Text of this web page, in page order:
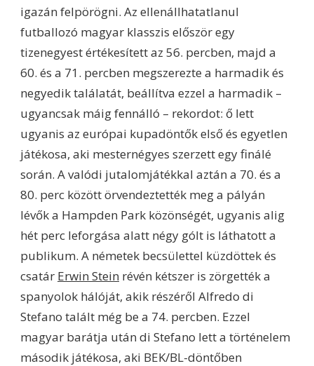
igazán felpörögni. Az ellenállhatatlanul
futballozó magyar klasszis először egy
tizenegyest értékesített az 56. percben, majd a
60. és a 71. percben megszerezte a harmadik és
negyedik találatát, beállítva ezzel a harmadik –
ugyancsak máig fennálló – rekordot: ő lett
ugyanis az európai kupadöntők első és egyetlen
játékosa, aki mesternégyes szerzett egy finálé
során. A valódi jutalomjátékkal aztán a 70. és a
80. perc között örvendeztették meg a pályán
lévők a Hampden Park közönségét, ugyanis alig
hét perc leforgása alatt négy gólt is láthatott a
publikum. A németek becsülettel küzdöttek és
csatár Erwin Stein révén kétszer is zörgették a
spanyolok hálóját, akik részéről Alfredo di
Stefano talált még be a 74. percben. Ezzel
magyar barátja után di Stefano lett a történelem
második játékosa, aki BEK/BL-döntőben